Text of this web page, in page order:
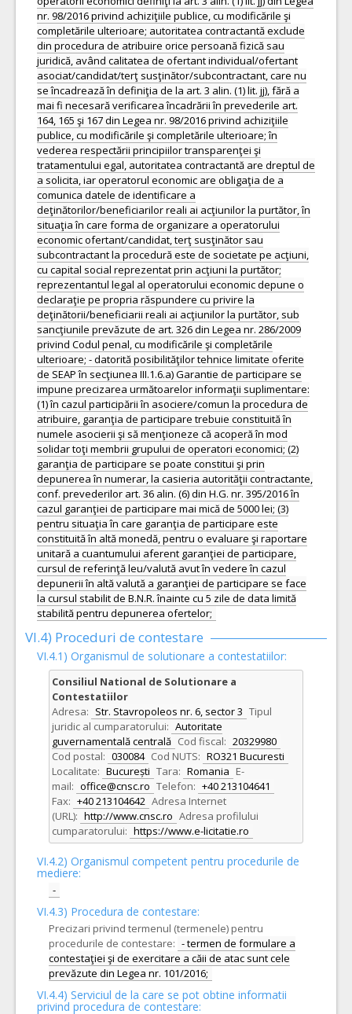
nr. 98/2016 privind achiziţiile publice, cu modificările şi
completările ulterioare; autoritatea contractantă exclude
din procedura de atribuire orice persoană fizică sau
juridică, având calitatea de ofertant individual/ofertant
asociat/candidat/terţ susţinător/subcontractant, care nu
se încadrează în definiţia de la art. 3 alin. (1) lit. jj), fără a
mai fi necesară verificarea încadrării în prevederile art.
164, 165 şi 167 din Legea nr. 98/2016 privind achiziţiile
publice, cu modificările şi completările ulterioare; în
vederea respectării principiilor transparenţei şi
tratamentului egal, autoritatea contractantă are dreptul de
a solicita, iar operatorul economic are obligaţia de a
comunica datele de identificare a
deţinătorilor/beneficiarilor reali ai acţiunilor la purtător, în
situaţia în care forma de organizare a operatorului
economic ofertant/candidat, terţ susţinător sau
subcontractant la procedură este de societate pe acţiuni,
cu capital social reprezentat prin acţiuni la purtător;
reprezentantul legal al operatorului economic depune o
declaraţie pe propria răspundere cu privire la
deţinătorii/beneficiarii reali ai acţiunilor la purtător, sub
sancţiunile prevăzute de art. 326 din Legea nr. 286/2009
privind Codul penal, cu modificările şi completările
ulterioare; - datorită posibilităţilor tehnice limitate oferite
de SEAP în secţiunea III.1.6.a) Garantie de participare se
impune precizarea următoarelor informaţii suplimentare:
(1) în cazul participării în asociere/comun la procedura de
atribuire, garanţia de participare trebuie constituită în
numele asocierii şi să menţioneze că acoperă în mod
solidar toţi membrii grupului de operatori economici; (2)
garanţia de participare se poate constitui şi prin
depunerea în numerar, la casieria autorităţii contractante,
conf. prevederilor art. 36 alin. (6) din H.G. nr. 395/2016 în
cazul garanţiei de participare mai mică de 5000 lei; (3)
pentru situaţia în care garanţia de participare este
constituită în altă monedă, pentru o evaluare şi raportare
unitară a cuantumului aferent garanţiei de participare,
cursul de referinţă leu/valută avut în vedere în cazul
depunerii în altă valută a garanţiei de participare se face
la cursul stabilit de B.N.R. înainte cu 5 zile de data limită
stabilită pentru depunerea ofertelor;
VI.4) Proceduri de contestare
VI.4.1) Organismul de solutionare a contestatiilor:
Consiliul National de Solutionare a
Contestatiilor
Adresa: Str. Stavropoleos nr. 6, sector 3 Tipul
juridic al cumparatorului: Autoritate
guvernamentală centrală Cod fiscal: 20329980
Cod postal: 030084 Cod NUTS: RO321 Bucuresti
Localitate: București Tara: Romania E-
mail: office@cnsc.ro Telefon: +40 213104641
Fax: +40 213104642 Adresa Internet
(URL): http://www.cnsc.ro Adresa profilului
cumparatorului: https://www.e-licitatie.ro
VI.4.2) Organismul competent pentru procedurile de
mediere:
-
VI.4.3) Procedura de contestare:
Precizari privind termenul (termenele) pentru
procedurile de contestare: - termen de formulare a
contestaţiei şi de exercitare a căii de atac sunt cele
prevăzute din Legea nr. 101/2016;
VI.4.4) Serviciul de la care se pot obtine informatii
privind procedura de contestare: